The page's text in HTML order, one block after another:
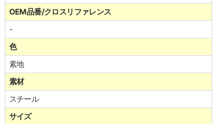
OEM品番/クロスリファレンス
-
色
素地
素材
スチール
サイズ